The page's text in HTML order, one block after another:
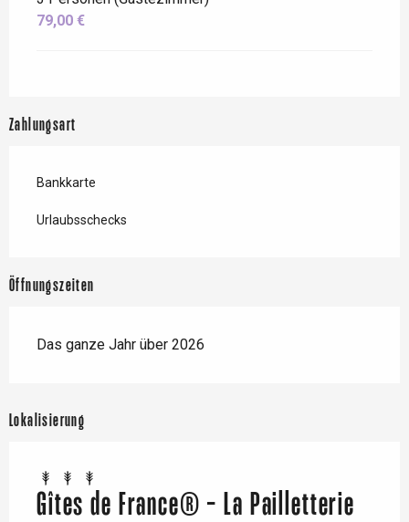
79,00 €
Zahlungsart
Bankkarte
Urlaubsschecks
Öffnungszeiten
Das ganze Jahr über 2026
Lokalisierung
Gîtes de France® - La Pailletterie